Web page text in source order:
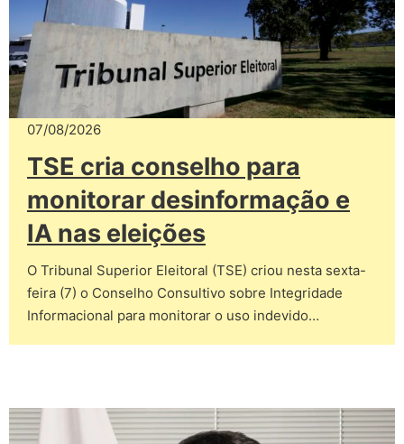
07/08/2026
TSE cria conselho para
monitorar desinformação e
IA nas eleições
O Tribunal Superior Eleitoral (TSE) criou nesta sexta-
feira (7) o Conselho Consultivo sobre Integridade
Informacional para monitorar o uso indevido…